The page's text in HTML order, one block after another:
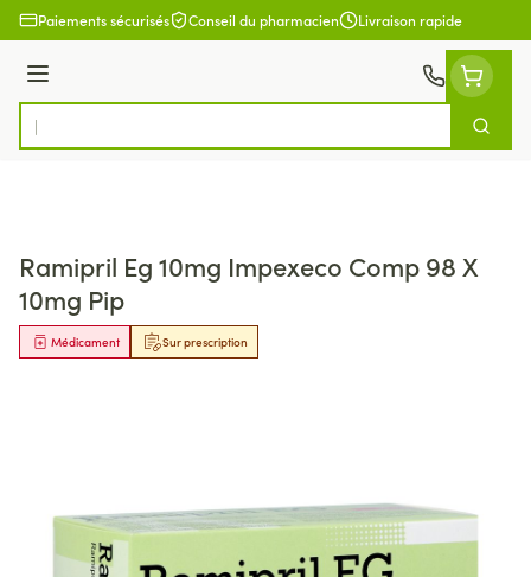
Aller au contenu
Paiements sécurisés Conseil du pharmacien Livraison rapide
Menu
Rechercher
Ramipril Eg 10mg Impexeco Comp 98 X
10mg Pip
Sur prescription
Médicament